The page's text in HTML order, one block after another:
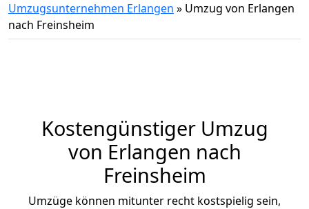
Umzugsunternehmen Erlangen » Umzug von Erlangen
nach Freinsheim
Kostengünstiger Umzug
von Erlangen nach
Freinsheim
Umzüge können mitunter recht kostspielig sein,